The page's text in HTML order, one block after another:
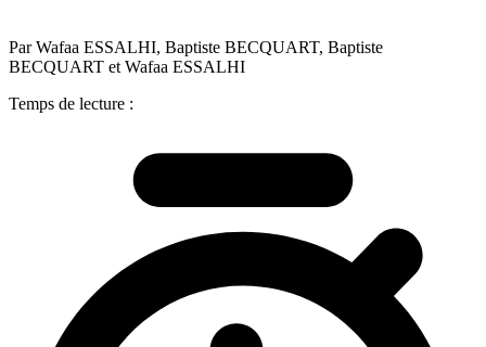
Par Wafaa ESSALHI, Baptiste BECQUART, Baptiste
BECQUART et Wafaa ESSALHI
Temps de lecture :